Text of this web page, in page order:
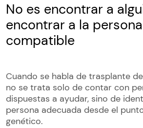
No es encontrar a
encontrar a la persona
compatible
Cuando se habla de trasplante
no se trata solo de contar con
dispuestas a ayudar, sino de
persona adecuada desde el
genético.